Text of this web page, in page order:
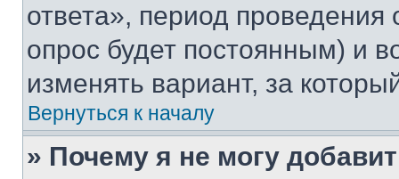
ответа», период проведения
опрос будет постоянным) и
изменять вариант, за
Вернуться к началу
» Почему я не могу